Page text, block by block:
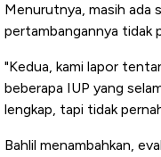
Menurutnya, masih ada
pertambangannya tidak
"Kedua, kami lapor
beberapa IUP yang
lengkap, tapi tidak
Bahlil menambahkan,